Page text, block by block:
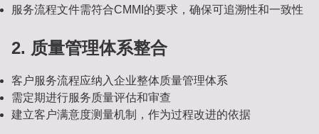
服务流程文件需符合CMMI的要求，确保可追溯性和一致性
2. 质量管理体系整合
客户服务流程应纳入企业整体质量管理体系
需定期进行服务质量评估和审查
建立客户满意度测量机制，作为过程改进的依据